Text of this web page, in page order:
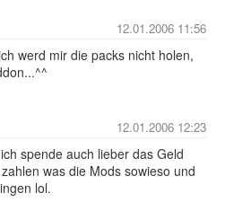
12.01.2006 11:56
werd mir die packs nicht holen,
12.01.2006 12:23
spende auch lieber das Geld
was die Mods sowieso und
lol.